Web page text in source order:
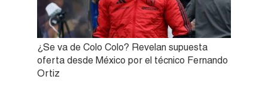
¿Se va de Colo Colo? Revelan supuesta
oferta desde México por el técnico Fernando
Ortiz